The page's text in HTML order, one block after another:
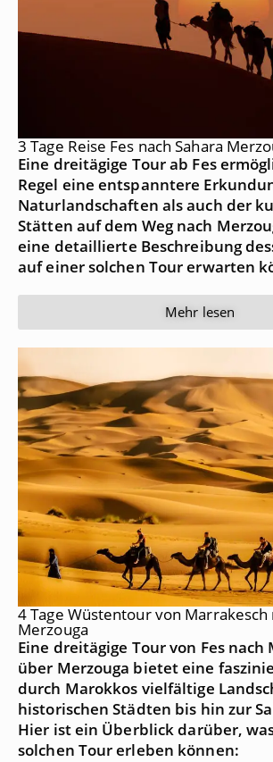
3 Tage Reise Fes nach Sahara
Eine dreitägige Tour ab Fes
Regel eine entspanntere
Naturlandschaften als auch der
Stätten auf dem Weg nach
eine detaillierte Beschreibung
auf einer solchen Tour erwarten
Mehr lesen
4 Tage Wüstentour von Marrakesch
Merzouga
Eine dreitägige Tour von Fes nach
über Merzouga bietet eine
durch Marokkos vielfältige
historischen Städten bis hin zur
Hier ist ein Überblick darüber,
solchen Tour erleben können: